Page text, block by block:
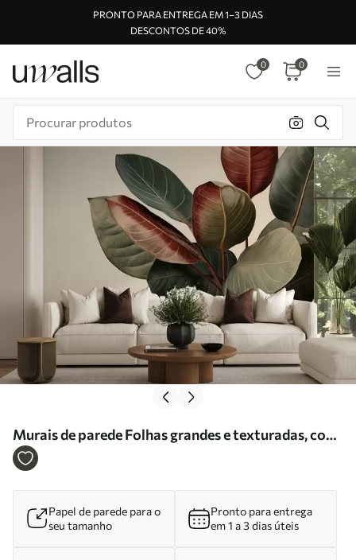
PRONTO PARA ENTREGA EM 1–3 DIAS
DESCONTOS DE 40%
0 0
Murais de parede Folhas grandes e texturadas, com
tons variados de verde, vermelho e castanho, sobre
Papel de parede para o
seu tamanho
Pronto para entrega
em 1 a 3 dias úteis